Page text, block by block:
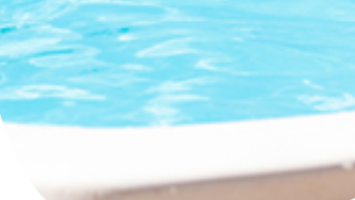
Impression à la demande ou sur mesure